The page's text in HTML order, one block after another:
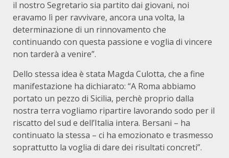
il nostro Segretario sia partito dai giovani, noi
eravamo lì per ravvivare, ancora una volta, la
determinazione di un rinnovamento che
continuando con questa passione e voglia di vincere
non tarderà a venire”.
Dello stessa idea è stata Magda Culotta, che a fine
manifestazione ha dichiarato: “A Roma abbiamo
portato un pezzo di Sicilia, perchè proprio dalla
nostra terra vogliamo ripartire lavorando sodo per il
riscatto del sud e dell’Italia intera. Bersani – ha
continuato la stessa – ci ha emozionato e trasmesso
soprattutto la voglia di dare dei risultati concreti”.